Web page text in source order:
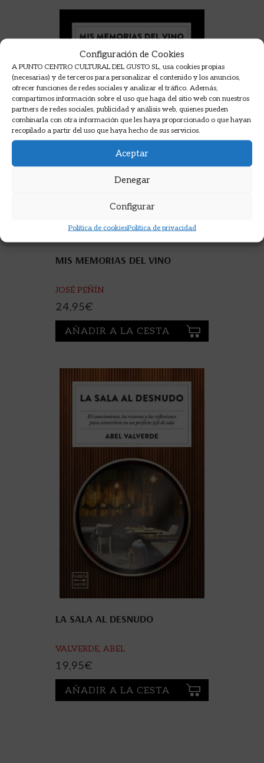
Configuración de Cookies
A PUNTO CENTRO CULTURAL DEL GUSTO SL, usa cookies propias
(necesarias) y de terceros para personalizar el contenido y los anuncios,
ofrecer funciones de redes sociales y analizar el tráfico. Además,
compartimos información sobre el uso que haga del sitio web con nuestros
partners de redes sociales, publicidad y análisis web, quienes pueden
combinarla con otra información que les haya proporcionado o que hayan
recopilado a partir del uso que haya hecho de sus servicios.
Aceptar
Denegar
Configurar
Política de cookiesPolítica de privacidad
MIS MEMORIAS DEL VINO
JOSÉ PEÑÍN
24,95€
AÑADIR A LA CESTA
LA SALA AL DESNUDO
VALVERDE, ABEL
19,95€
AÑADIR A LA CESTA